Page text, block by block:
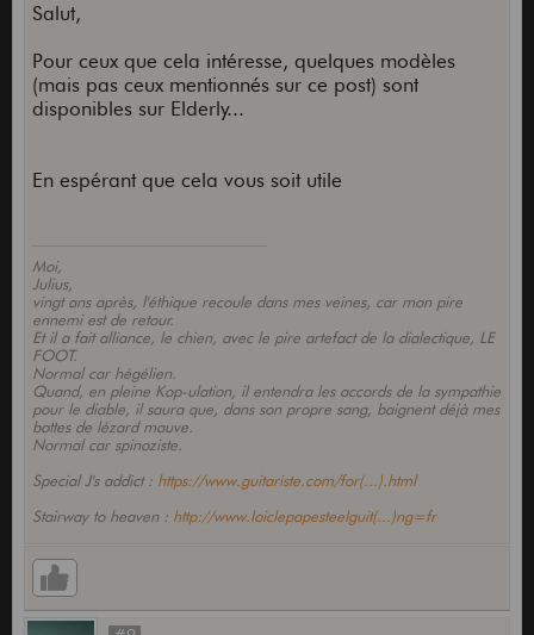
Salut,
Pour ceux que cela intéresse, quelques modèles
(mais pas ceux mentionnés sur ce post) sont
disponibles sur Elderly...
En espérant que cela vous soit utile
Moi,
Julius,
vingt ans après, l'éthique recoule dans mes veines, car mon pire
ennemi est de retour.
Et il a fait alliance, le chien, avec le pire artefact de la dialectique, LE
FOOT.
Normal car hégélien.
Quand, en pleine Kop-ulation, il entendra les accords de la sympathie
pour le diable, il saura que, dans son propre sang, baignent déjà mes
bottes de lézard mauve.
Normal car spinoziste.
Special J's addict : https://www.guitariste.com/for(...).html
Stairway to heaven : http://www.loiclepapesteelguit(...)ng=fr